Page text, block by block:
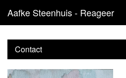
Aafke Steenhuis - Reageer
Contact